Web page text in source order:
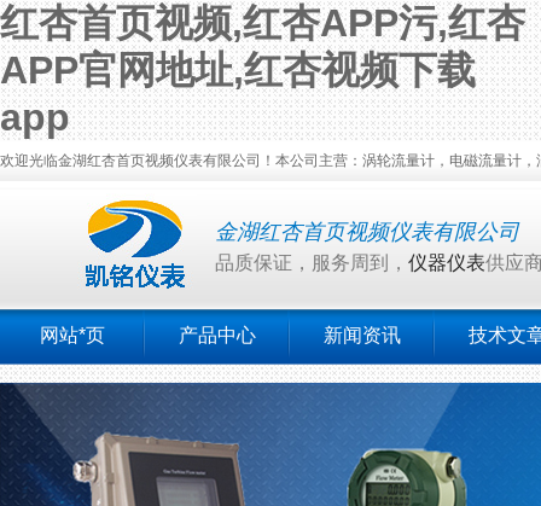
红杏首页视频,红杏APP污,红杏
APP官网地址,红杏视频下载
app
欢迎光临金湖红杏首页视频仪表有限公司！本公司主营：涡轮流量计，电磁流量计
金湖红杏首页视频仪表有限公司
品质保证，服务周到， 仪器仪表供应
网站*页 产品中心 新闻资讯 技术文